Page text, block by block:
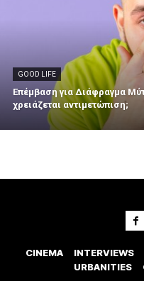
GOOD LIFE
Επέμβαση για Διάφραγμα
χρειάζεται αντιμετώπιση;
CINEMA INTERVIEWS
URBANITIES